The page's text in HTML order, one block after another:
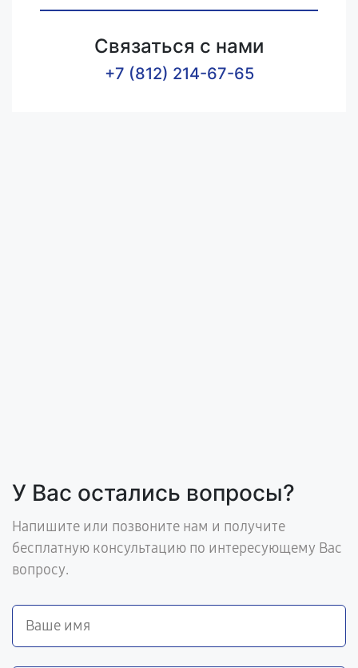
Связаться с нами
+7 (812) 214-67-65
У Вас остались вопросы?
Напишите или позвоните нам и получите
бесплатную консультацию по интересующему Вас
вопросу.